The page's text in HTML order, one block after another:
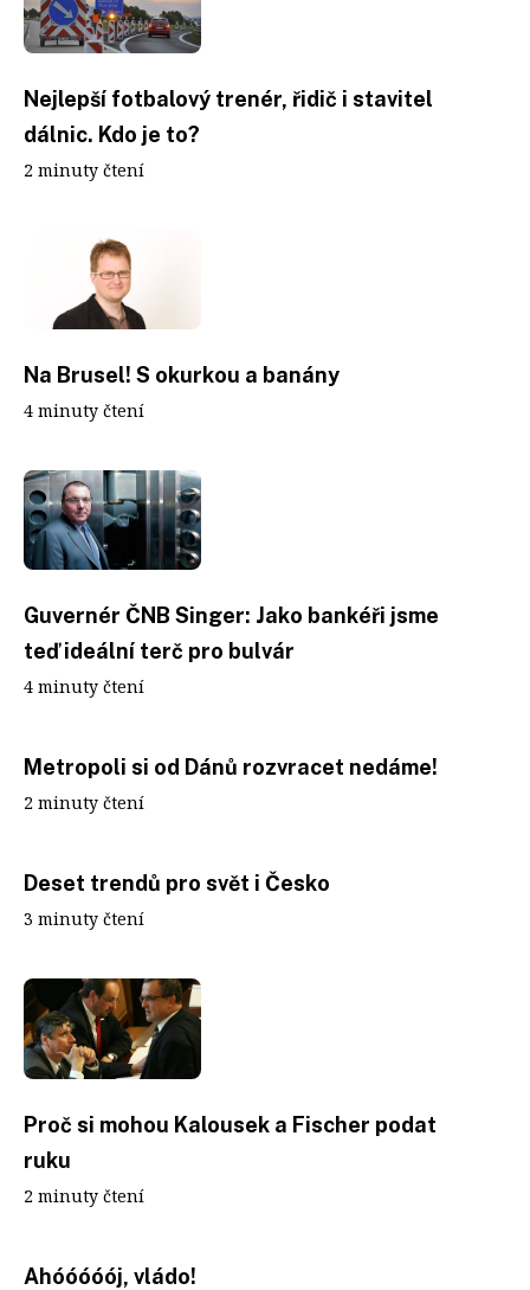
Nejlepší fotbalový trenér, řidič i stavitel
dálnic. Kdo je to?
2 minuty čtení
Na Brusel! S okurkou a banány
4 minuty čtení
Guvernér ČNB Singer: Jako bankéři jsme
teď ideální terč pro bulvár
4 minuty čtení
Metropoli si od Dánů rozvracet nedáme!
2 minuty čtení
Deset trendů pro svět i Česko
3 minuty čtení
Proč si mohou Kalousek a Fischer podat
ruku
2 minuty čtení
Ahóóóóój, vládo!